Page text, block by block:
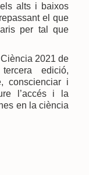
alts i baixos
el que
per tal que
2021 de
edició,
conscienciar i
l’accés i la
en la ciència